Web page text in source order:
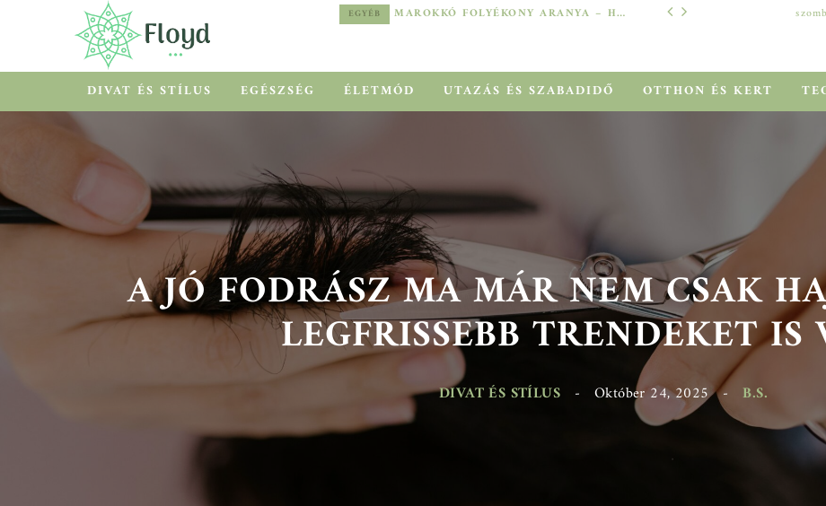
EGYÉB MAROKKÓ FOLYÉKONY ARANYA – HOGYAN SEGÍT AZ ARGÁNOLAJ A SZÁRAZ, MEGVISELT TINCSEKEN?
DIVAT ÉS STÍLUS EGÉSZSÉG ÉLETMÓD UTAZÁS ÉS SZABADIDŐ OTTHON ÉS KERT
A JÓ FODRÁSZ MA MÁR NEM CSAK
LEGFRISSEBB TRENDEKET IS
DIVAT ÉS STÍLUS - Október 24, 2025 - B.S.